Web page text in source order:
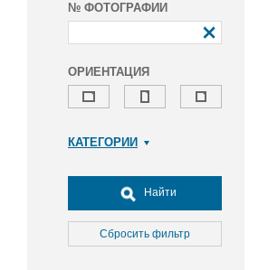
№ ФОТОГРАФИИ
ОРИЕНТАЦИЯ
КАТЕГОРИИ
Досуг, туризм и отдых
Культура
Медицина
Найти
Сбросить фильтр